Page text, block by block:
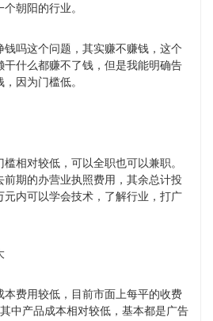
朝阳的行业。
钱吗这个问题，其实赚不赚钱，这个
干什么都赚不了钱，但是我能明确告
因为门槛低。
相对较低，可以全职也可以兼职。
前期的办营业执照费用，其余总计投
元内可以学会技术，了解行业，打广
本费用较低，目前市面上每平的收费
中产品成本相对较低，基本都是广告